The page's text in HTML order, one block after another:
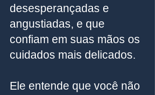
desesperançadas e
angustiadas, e que
confiam em suas mãos os
cuidados mais delicados.
Ele entende que você não